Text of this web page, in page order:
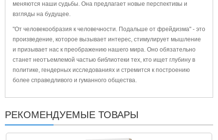
меняются наши судьбы. Она предлагает новые перспективы и
взгляды на будущее.
"От человекообразия к человечности. Подальше от фрейдизма" - это
произведение, которое вызывает интерес, стимулирует мышление
и призывает нас к преображению нашего мира. Оно обязательно
станет неотъемлемой частью библиотеки тех, кто ищет глубину в
политике, гендерных исследованиях и стремится к построению
более справедливого и гуманного общества.
РЕКОМЕНДУЕМЫЕ ТОВАРЫ